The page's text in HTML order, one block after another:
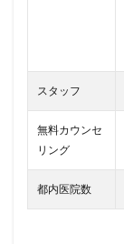
スタッフ
無料カウンセ
リング
都内医院数